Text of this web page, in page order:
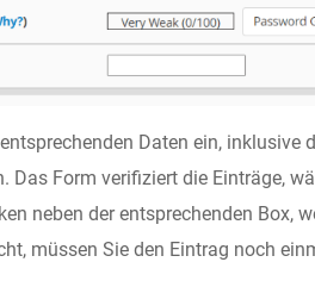
Daten ein, inklusive
Das Form verifiziert die Einträge,
neben der entsprechenden Box,
müssen Sie den Eintrag noch